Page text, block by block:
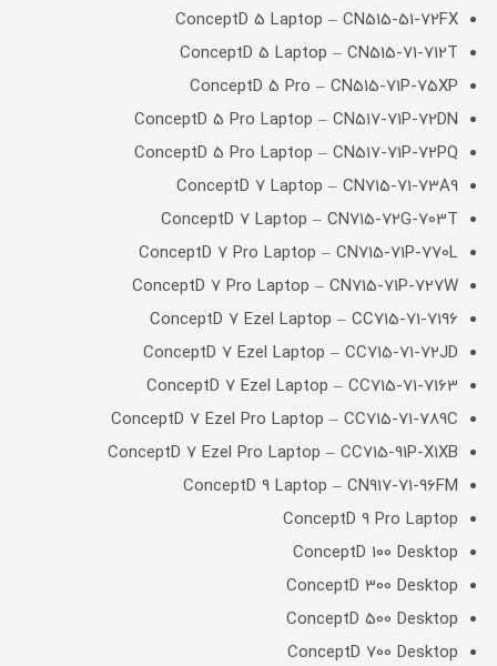
ConceptD 5 Laptop – CN515-51-72FX
ConceptD 5 Laptop – CN515-71-712T
ConceptD 5 Pro – CN515-71P-75XP
ConceptD 5 Pro Laptop – CN517-71P-72DN
ConceptD 5 Pro Laptop – CN517-71P-72PQ
ConceptD 7 Laptop – CN715-71-73A9
ConceptD 7 Laptop – CN715-72G-703T
ConceptD 7 Pro Laptop – CN715-71P-770L
ConceptD 7 Pro Laptop – CN715-71P-727W
ConceptD 7 Ezel Laptop – CC715-71-7196
ConceptD 7 Ezel Laptop – CC715-71-72JD
ConceptD 7 Ezel Laptop – CC715-71-7163
ConceptD 7 Ezel Pro Laptop – CC715-71-789C
ConceptD 7 Ezel Pro Laptop – CC715-91P-X1XB
ConceptD 9 Laptop – CN917-71-96FM
ConceptD 9 Pro Laptop
ConceptD 100 Desktop
ConceptD 300 Desktop
ConceptD 500 Desktop
ConceptD 700 Desktop